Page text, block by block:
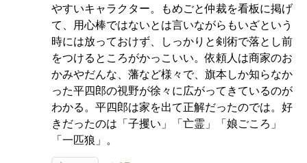
やすいキャラクター。もめごと仲裁を看板に掲げ
て、用心棒ではないとは言いながらもいざという
時には放っておけず、しっかりと剣術で落とし前
をつけるところがかっこいい。依頼人は商家のお
かみやだんな、藩など様々で、旗本しか知らなか
った平四郎の視野が徐々に広がってきているのが
わかる。平四郎は家を出て正解だったのでは。好
きだったのは「子攫い」「亡霊」「娘ごころ」
「一匹狼」。